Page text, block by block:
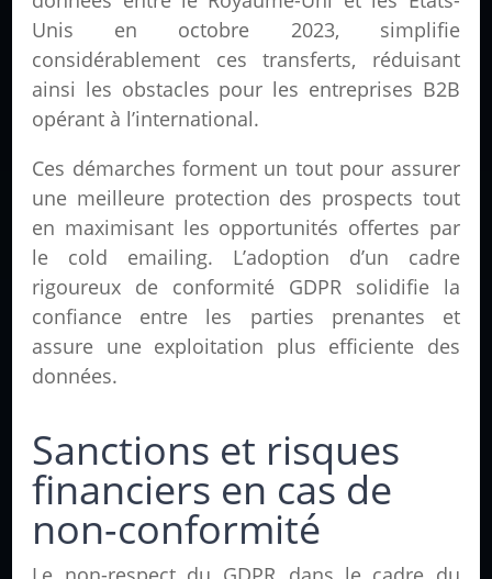
Unis en octobre 2023, simplifie
considérablement ces transferts, réduisant
ainsi les obstacles pour les entreprises B2B
opérant à l’international.
Ces démarches forment un tout pour assurer
une meilleure protection des prospects tout
en maximisant les opportunités offertes par
le cold emailing. L’adoption d’un cadre
rigoureux de conformité GDPR solidifie la
confiance entre les parties prenantes et
assure une exploitation plus efficiente des
données.
Sanctions et risques
financiers en cas de
non-conformité